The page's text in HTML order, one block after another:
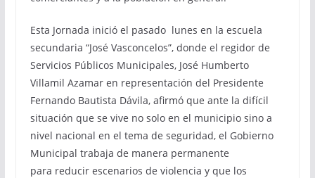
Esta Jornada inició el pasado lunes en la escuela
secundaria “José Vasconcelos”, donde el regidor de
Servicios Públicos Municipales, José Humberto
Villamil Azamar en representación del Presidente
Fernando Bautista Dávila, afirmó que ante la difícil
situación que se vive no solo en el municipio sino a
nivel nacional en el tema de seguridad, el Gobierno
Municipal trabaja de manera permanente
para reducir escenarios de violencia y que los